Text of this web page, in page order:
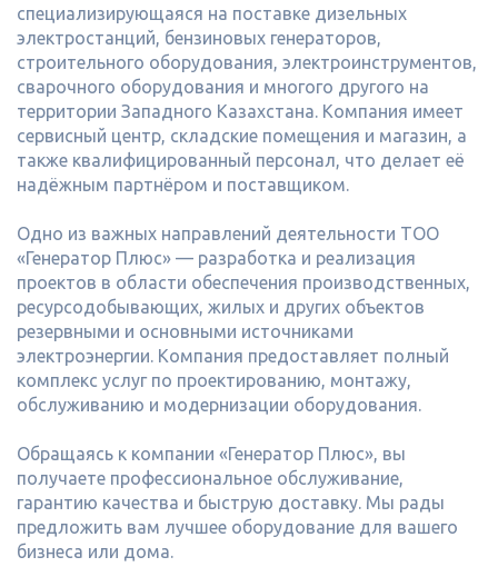
специализирующаяся на поставке дизельных
электростанций, бензиновых генераторов,
строительного оборудования, электроинструментов,
сварочного оборудования и многого другого на
территории Западного Казахстана. Компания имеет
сервисный центр, складские помещения и магазин, а
также квалифицированный персонал, что делает её
надёжным партнёром и поставщиком.
Одно из важных направлений деятельности ТОО
«Генератор Плюс» — разработка и реализация
проектов в области обеспечения производственных,
ресурсодобывающих, жилых и других объектов
резервными и основными источниками
электроэнергии. Компания предоставляет полный
комплекс услуг по проектированию, монтажу,
обслуживанию и модернизации оборудования.
Обращаясь к компании «Генератор Плюс», вы
получаете профессиональное обслуживание,
гарантию качества и быструю доставку. Мы рады
предложить вам лучшее оборудование для вашего
бизнеса или дома.